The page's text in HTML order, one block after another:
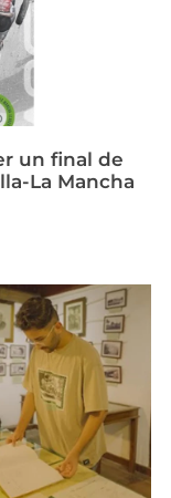
un final de
La Mancha